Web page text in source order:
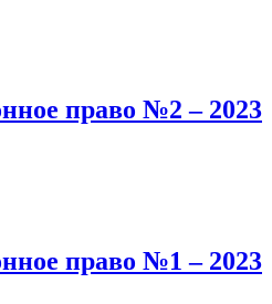
право №2 – 2023
право №1 – 2023